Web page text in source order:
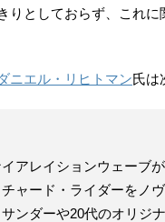
りとしておらず、これ
ニエル・リヒトマン 氏は
アレイションウェーブ
ャード・ライダーをノ
ンダーや20代のオリジ